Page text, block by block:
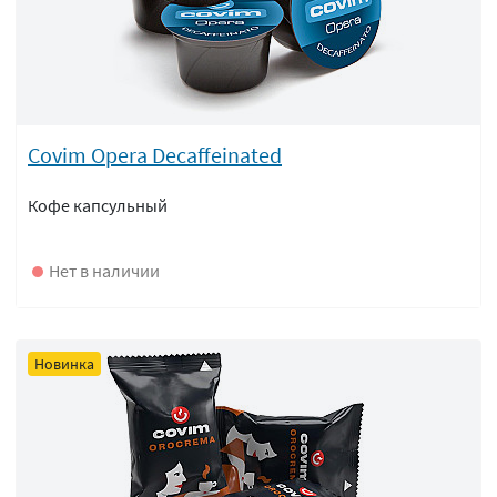
Covim Opera Decaffeinated
Кофе капсульный
Нет в наличии
Новинка